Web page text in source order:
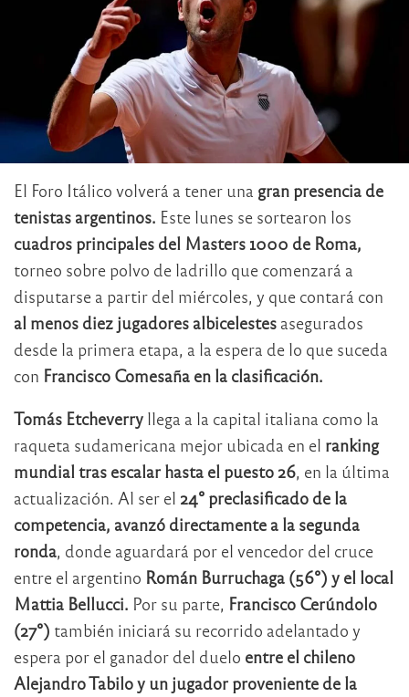
El Foro Itálico volverá a tener una gran presencia de
tenistas argentinos. Este lunes se sortearon los
cuadros principales del Masters 1000 de Roma,
torneo sobre polvo de ladrillo que comenzará a
disputarse a partir del miércoles, y que contará con
al menos diez jugadores albicelestes asegurados
desde la primera etapa, a la espera de lo que suceda
con Francisco Comesaña en la clasificación.
Tomás Etcheverry llega a la capital italiana como la
raqueta sudamericana mejor ubicada en el ranking
mundial tras escalar hasta el puesto 26, en la última
actualización. Al ser el 24° preclasificado de la
competencia, avanzó directamente a la segunda
ronda, donde aguardará por el vencedor del cruce
entre el argentino Román Burruchaga (56°) y el local
Mattia Bellucci. Por su parte, Francisco Cerúndolo
(27°) también iniciará su recorrido adelantado y
espera por el ganador del duelo entre el chileno
Alejandro Tabilo y un jugador proveniente de la